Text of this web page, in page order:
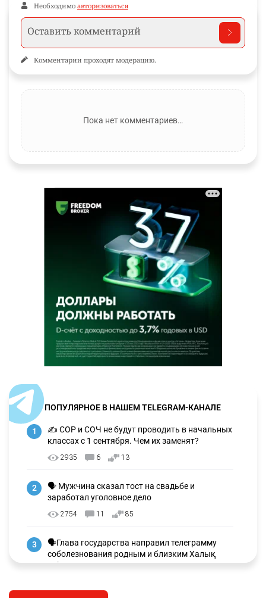
Необходимо авторизоваться
Комментарии проходят модерацию.
Пока нет комментариев…
ПОПУЛЯРНОЕ В НАШЕМ TELEGRAM-КАНАЛЕ
1
✍️ СОР и СОЧ не будут проводить в начальных
классах с 1 сентября. Чем их заменят?
2935 6 13
2
🗣 Мужчина сказал тост на свадьбе и
заработал уголовное дело
2754 11 85
3
🗣Глава государства направил телеграмму
соболезнования родным и близким Халық
қаһарманы Ивана Гапича